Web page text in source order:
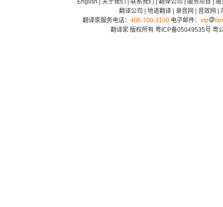
English 关于我们 联系我们 翻译公司 服务项目
服
翻译公司
地道翻译| 录音网 音效网
翻译家服务电话： 400-700-3100电子邮件： vip
翻译家 版权所有 粤ICP备05049535号 粤